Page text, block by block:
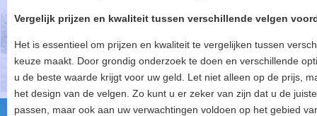
Vergelijk prijzen en kwaliteit tussen verschillende velgen
Het is essentieel om prijzen en kwaliteit te vergelijken tussen
keuze maakt. Door grondig onderzoek te doen en verschillende
u de beste waarde krijgt voor uw geld. Let niet alleen op de prijs,
het design van de velgen. Zo kunt u er zeker van zijn dat u de
passen, maar ook aan uw verwachtingen voldoen op het gebied